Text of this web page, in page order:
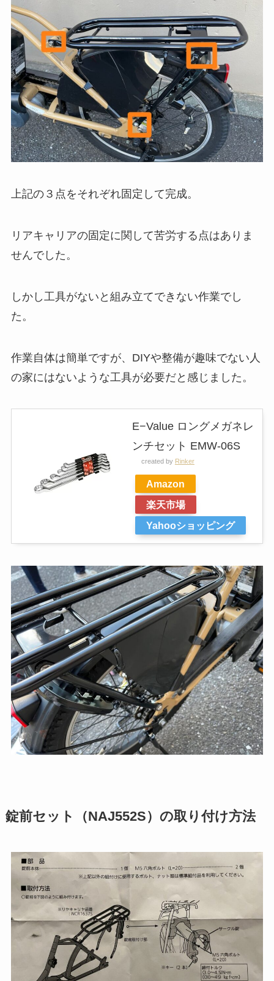
上記の３点をそれぞれ固定して完成。
リアキャリアの固定に関して苦労する点はありま
せんでした。
しかし工具がないと組み立てできない作業でし
た。
作業自体は簡単ですが、DIYや整備が趣味でない人
の家にはないような工具が必要だと感じました。
E−Value ロングメガネレ
ンチセット EMW-06S
created by Rinker
Amazon
楽天市場
Yahooショッピング
錠前セット（NAJ552S）の取り付け方法